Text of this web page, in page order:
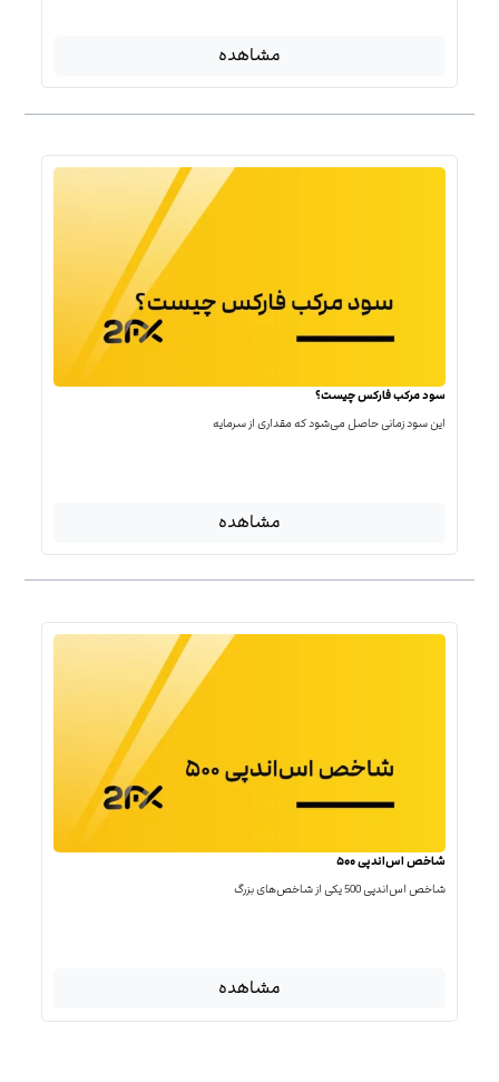
مشاهده
سود مرکب فارکس چیست؟
این سود زمانی حاصل می‌شود که مقداری از سرمایه
مشاهده
شاخص اس‌اندپی ۵۰۰
شاخص اس‌اند‌پی 500 یکی از شاخص‌های بزرگ
مشاهده